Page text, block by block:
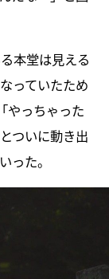
本堂は見える
っていたため
やっちゃった
ついに動き出
った。